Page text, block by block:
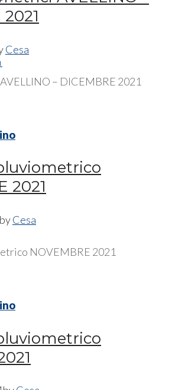
Cesa
– DICEMBRE 2021
2021
byCesa
NOVEMBRE 2021